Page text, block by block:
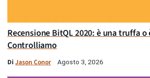
Recensione BitQL 2020: è una truffa
Controlliamo
Di Jason Conor Agosto 3, 2026